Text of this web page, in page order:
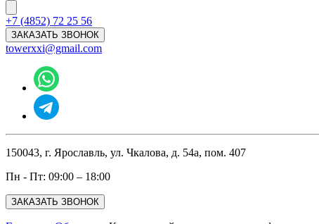
+7 (4852) 72 25 56
ЗАКАЗАТЬ ЗВОНОК
towerxxi@gmail.com
150043, г. Ярославль, ул. Чкалова, д. 54а, пом. 407
Пн - Пт: 09:00 – 18:00
ЗАКАЗАТЬ ЗВОНОК